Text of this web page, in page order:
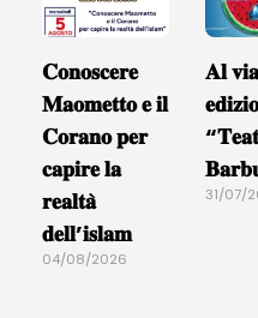
𝐂𝐨𝐧𝐨𝐬𝐜𝐞𝐫𝐞
𝐌𝐚𝐨𝐦𝐞𝐭𝐭𝐨 𝐞 𝐢𝐥
𝐂𝐨𝐫𝐚𝐧𝐨 𝐩𝐞𝐫
𝐜𝐚𝐩𝐢𝐫𝐞 𝐥𝐚
𝐫𝐞𝐚𝐥𝐭𝐚̀
𝐝𝐞𝐥𝐥’𝐢𝐬𝐥𝐚𝐦
04/08/2026
𝐀𝐥
31/07/